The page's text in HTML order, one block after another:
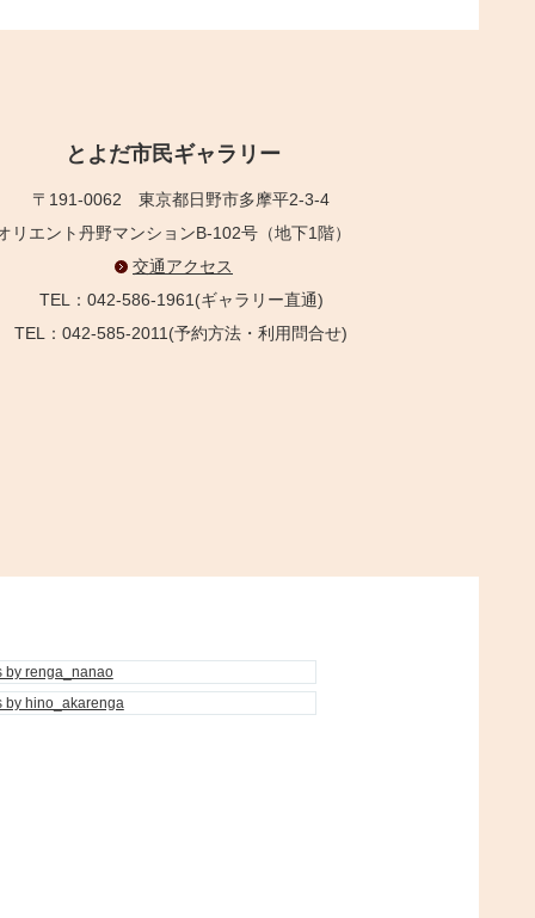
とよだ市民ギャラリー
〒191-0062 東京都日野市多摩平2-3-4
リエント丹野マンションB-102号（地下1階）
交通アクセス
TEL：042-586-1961(ギャラリー直通)
：042-585-2011(予約方法・利用問合せ)
by renga_nanao
by hino_akarenga